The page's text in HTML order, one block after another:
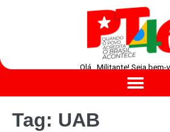
Olá , Militante! Seja bem-
Tag: UAB